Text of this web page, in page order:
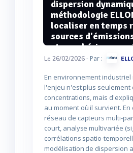
dispersion
méthodologie
localiser en temps
sources
atmosphériques
lourde
Le 26/02/2026- Par :
En environnement industriel
l'enjeu n'est plus seulement
concentrations, mais
au moment où il survient.
réseau de capteurs multi-
court, analyse multivariée
corrélations spatio-
modélisation de dispersion